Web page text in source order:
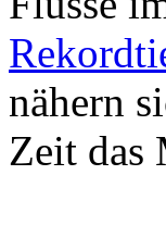
nähern
Zeit das